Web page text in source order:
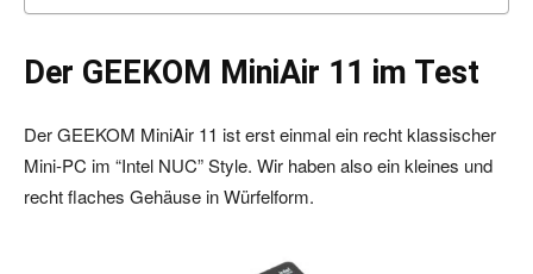
Der GEEKOM MiniAir 11 im Test
Der GEEKOM MiniAir 11 ist erst einmal ein recht klassischer
Mini-PC im “Intel NUC” Style. Wir haben also ein kleines und
recht flaches Gehäuse in Würfelform.